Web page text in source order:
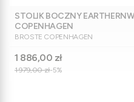
STOLIK BOCZNY
COPENHAGEN
PRODUCENT
BROSTE COPENHAGEN
Cena promocyjna
1 886,00 zł
1 979,00 zł-5%